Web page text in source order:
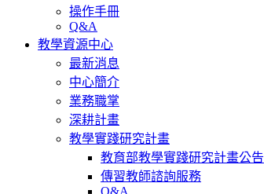
操作手冊
Q&A
教學資源中心
最新消息
中心簡介
業務職掌
深耕計畫
教學實踐研究計畫
教育部教學實踐研究計畫公告
傳習教師諮詢服務
Q&A